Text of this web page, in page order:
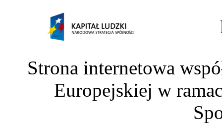
Strona internetowa
Europejskiej w